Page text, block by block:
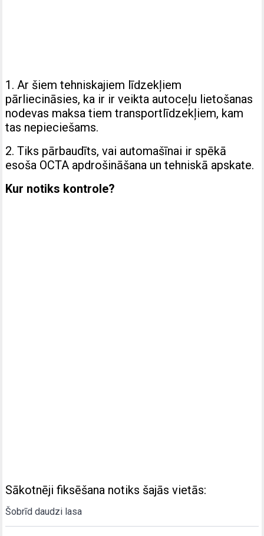
1. Ar šiem tehniskajiem līdzekļiem
pārliecināsies, ka ir ir veikta autoceļu lietošanas
nodevas maksa tiem transportlīdzekļiem, kam
tas nepieciešams.
2. Tiks pārbaudīts, vai automašīnai ir spēkā
esoša OCTA apdrošināšana un tehniskā apskate.
Kur notiks kontrole?
Sākotnēji fiksēšana notiks šajās vietās:
Šobrīd daudzi lasa